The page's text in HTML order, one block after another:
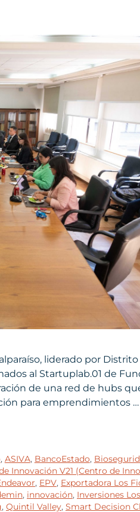
liderado por Distrito
al Startuplab.01 de
de una red de hubs
para emprendimientos …
, ASIVA, BancoEstado,
Innovación V21 (Centro de
, EPV, Exportadora Los
, innovación, Inversiones
, Quintil Valley, Smart Decision